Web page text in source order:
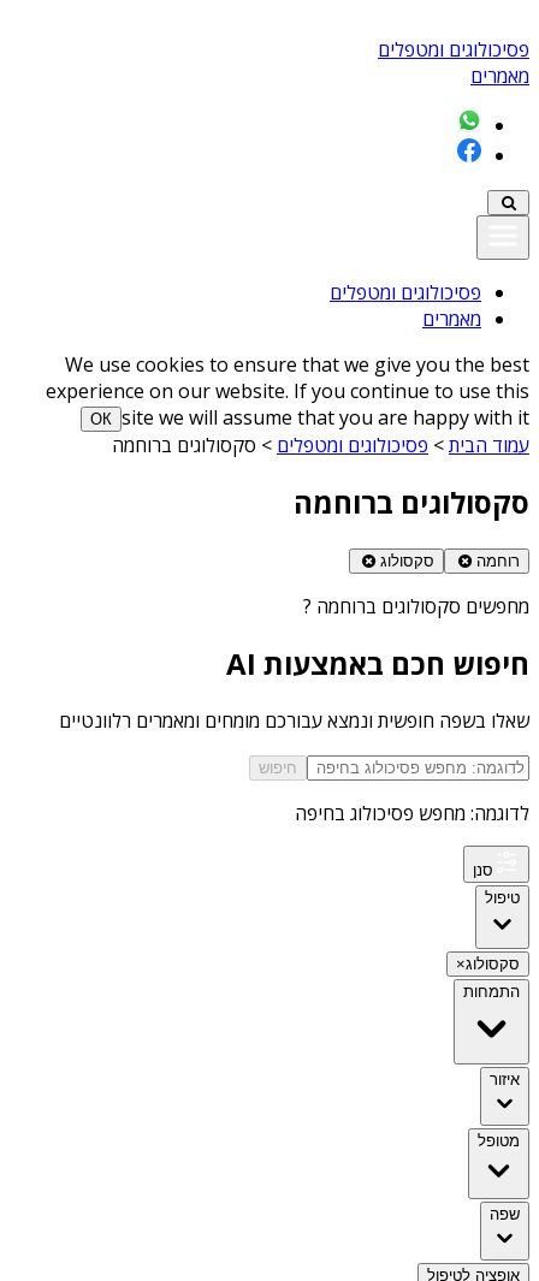
פסיכולוגים ומטפלים
מאמרים
פסיכולוגים ומטפלים
מאמרים
We use cookies to ensure that we give you the best
experience on our website. If you continue to use this
site we will assume that you are happy with it
ОК
עמוד הבית> פסיכולוגים ומטפלים > סקסולוגים ברוחמה
סקסולוגים ברוחמה
רוחמה סקסולוג
מחפשים סקסולוגים ברוחמה ?
חיפוש חכם באמצעות AI
שאלו בשפה חופשית ונמצא עבורכם מומחים ומאמרים רלוונטיים
חיפוש
לדוגמה: מחפש פסיכולוג בחיפה
סנן
טיפול
סקסולוג×
התמחות
איזור
מטופל
שפה
אופציה לטיפול